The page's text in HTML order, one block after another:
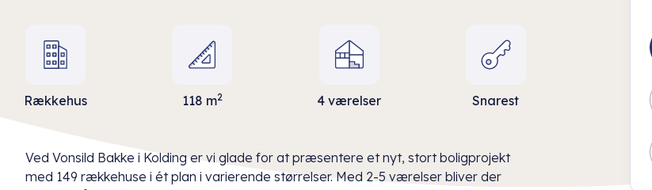
Rækkehus 118 m2 4 værelser Snarest
Ved Vonsild Bakke i Kolding er vi glade for at præsentere et nyt, stort boligprojekt
med 149 rækkehuse i ét plan i varierende størrelser. Med 2-5 værelser bliver der